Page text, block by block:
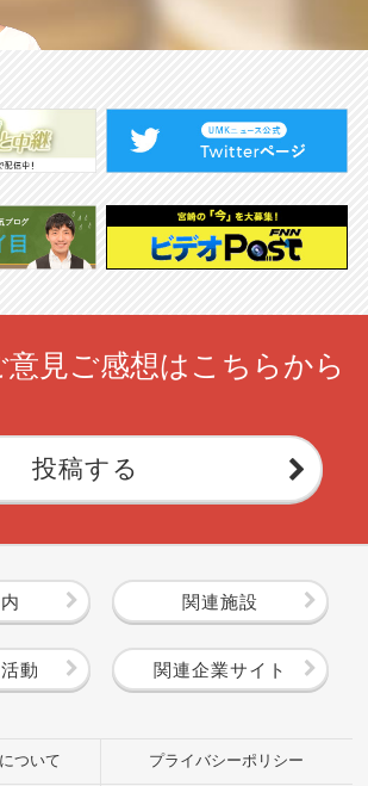
見ご感想はこちらから
投稿する
関連施設
動 関連企業サイト
ついて プライバシーポリシー